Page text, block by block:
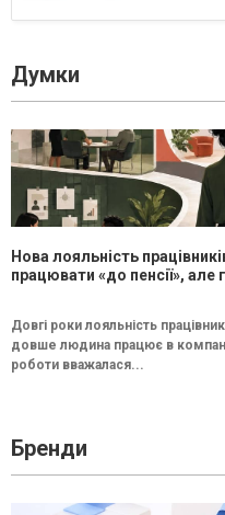
Думки
Нова лояльність
працювати «до пенсії»,
Довгі роки лояльність
довше людина працює в
роботи вважалася...
Бренди